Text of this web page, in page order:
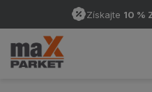
Získajte 10 %